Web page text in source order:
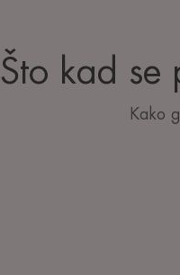
Što kad se
Kako